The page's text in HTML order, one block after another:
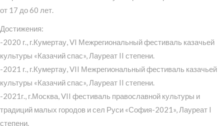
от 17 до 60 лет.
Достижения:
-2020 г., г.Кумертау, VI Межрегиональный фестиваль казачьей
культуры «Казачий спас», Лауреат II степени.
-2021 г., г.Кумертау, VII Межрегиональный фестиваль казачьей
культуры «Казачий спас», Лауреат II степени.
-2021г., г.Москва, VII фестиваль православной культуры и
традиций малых городов и сел Руси «София-2021», Лауреат I
степени.